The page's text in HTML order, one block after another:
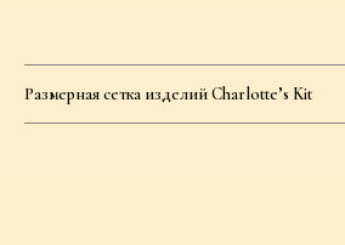
Размерная сетка изделий Charlotte’s Kit